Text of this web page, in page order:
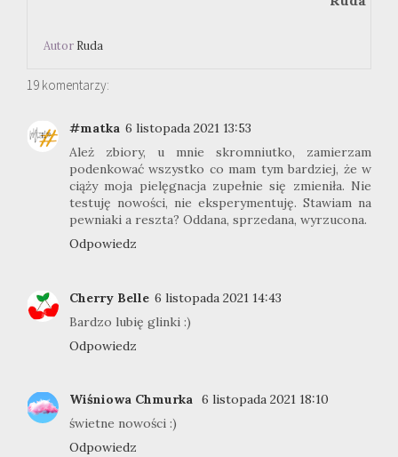
Autor Ruda
19 komentarzy:
#matka 6 listopada 2021 13:53
Ależ zbiory, u mnie skromniutko, zamierzam
podenkować wszystko co mam tym bardziej, że w
ciąży moja pielęgnacja zupełnie się zmieniła. Nie
testuję nowości, nie eksperymentuję. Stawiam na
pewniaki a reszta? Oddana, sprzedana, wyrzucona.
Odpowiedz
Cherry Belle 6 listopada 2021 14:43
Bardzo lubię glinki :)
Odpowiedz
Wiśniowa Chmurka 6 listopada 2021 18:10
świetne nowości :)
Odpowiedz